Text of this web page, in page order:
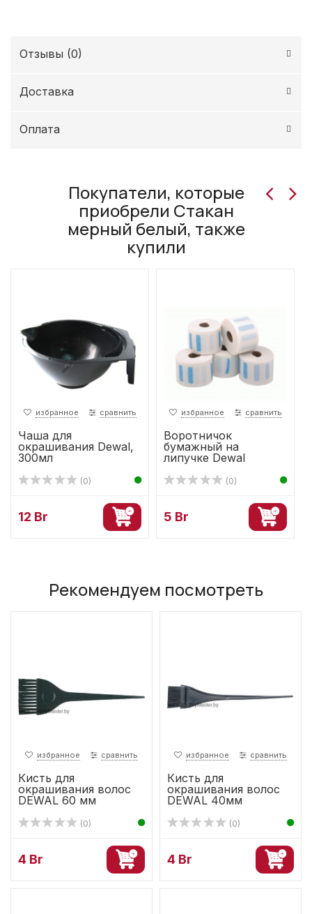
Отзывы (0)
Доставка
Оплата
Покупатели, которые
приобрели Стакан
мерный белый, также
купили
избранное сравнить
Чаша для
окрашивания Dewal,
300мл
(0)
12 Br
избранное сравнить
Воротничок
бумажный на
липучке Dewal
(0)
5 Br
Рекомендуем посмотреть
избранное сравнить
Кисть для
окрашивания волос
DEWAL 60 мм
(0)
4 Br
избранное сравнить
Кисть для
окрашивания волос
DEWAL 40мм
(0)
4 Br